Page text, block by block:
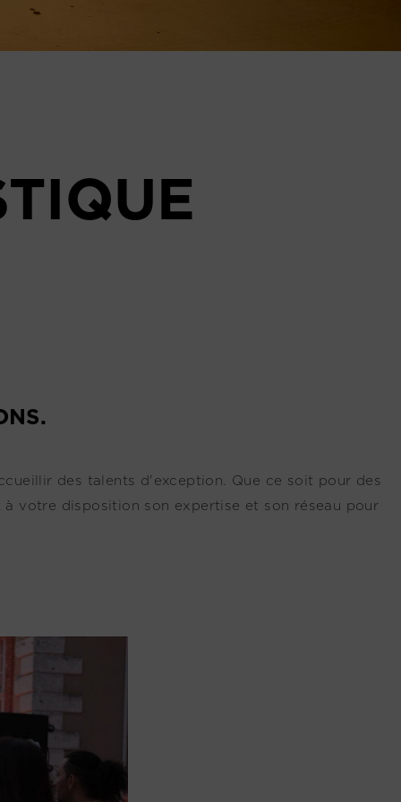
des talents d'exception. Que ce soit pour des
votre disposition son expertise et son réseau pour